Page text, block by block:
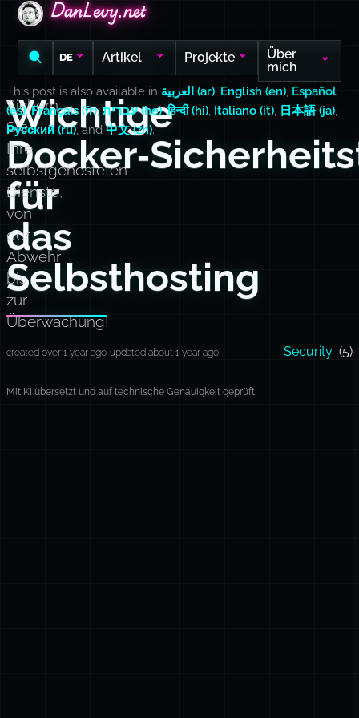
DanLevy.net
DanLevy.net
DanLevy.net
DE Artikel Projekte
Über
mich
Wichtige
für
das
Selbsthosting
Sichern
Sie
Ihre
selbstgehosteten
Dienste,
von
der
Abwehr
bis
zur
Überwachung!
This post is also available in العربية (ar), English (en), Español
(es),Français (fr), עברית (he),हिन्दी (hi), Italiano (it), 日本語 (ja),
Русский (ru), and中文 (zh).
created over 1 year ago updated about 1 year ago Security (5)
Mit KI übersetzt und auf technische Genauigkeit geprüft.